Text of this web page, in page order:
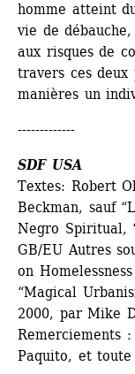
homme atteint
vie de
aux risques de
travers ces deux
manières un
-------------
SDF USA
Textes: Robert
Beckman, sauf
Negro Spiritual,
GB/EU Autres
on
“Magical
2000, par Mike
Remerciements
Paquito, et toute